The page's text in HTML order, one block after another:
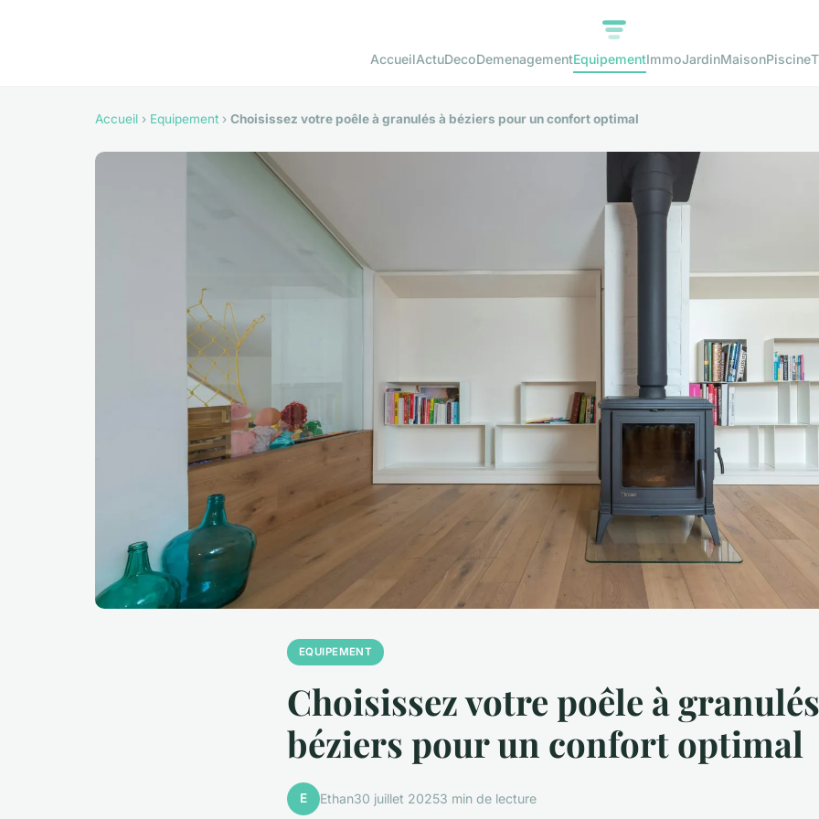
AccueilActuDecoDemenagementEquipementImmoJardinMaisonPiscine
Accueil › Equipement › Choisissez votre poêle à granulés à béziers pour un confort optimal
EQUIPEMENT
Choisissez votre poêle à
béziers pour un confort optimal
E Ethan30 juillet 20253 min de lecture